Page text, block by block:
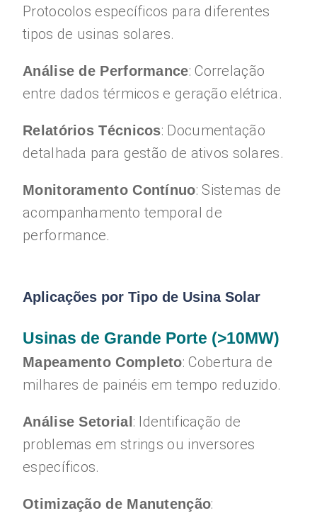
Protocolos específicos para diferentes
tipos de usinas solares.
Análise de Performance: Correlação
entre dados térmicos e geração elétrica.
Relatórios Técnicos: Documentação
detalhada para gestão de ativos solares.
Monitoramento Contínuo: Sistemas de
acompanhamento temporal de
performance.
Aplicações por Tipo de Usina Solar
Usinas de Grande Porte (>10MW)
Mapeamento Completo: Cobertura de
milhares de painéis em tempo reduzido.
Análise Setorial : Identificação de
problemas em strings ou inversores
específicos.
Otimização de Manutenção: